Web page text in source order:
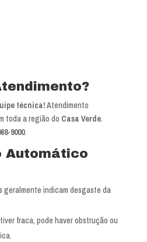
técnica!Atendimento
toda a região do Casa Verde.
9000.
Automático
geralmente indicam desgaste da
fraca, pode haver obstrução ou